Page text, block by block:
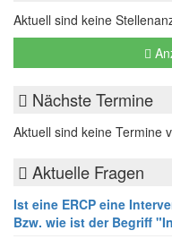
Aktuell sind keine
Nächste Termine
Aktuell sind keine Termine
Aktuelle Fragen
Ist eine ERCP eine
Bzw. wie ist der Begriff